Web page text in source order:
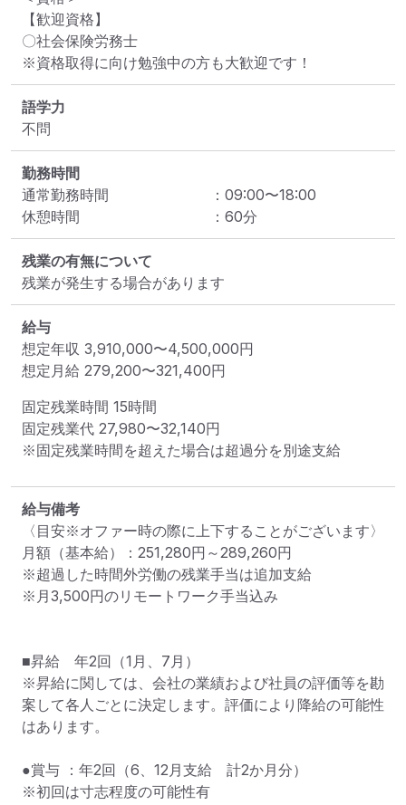
【歓迎資格】
〇社会保険労務士
※資格取得に向け勉強中の方も大歓迎です！
語学力
不問
勤務時間
通常勤務時間
： 09:00〜18:00
休憩時間
： 60分
残業の有無について
残業が発生する場合があります
給与
想定年収 3,910,000〜4,500,000円
想定月給 279,200〜321,400円
固定残業時間 15時間
固定残業代 27,980〜32,140円
※固定残業時間を超えた場合は超過分を別途支給
給与備考
〈目安※オファー時の際に上下することがございます〉
月額（基本給）：251,280円～289,260円
※超過した時間外労働の残業手当は追加支給
※月3,500円のリモートワーク手当込み
■昇給　年2回（1月、7月）
※昇給に関しては、会社の業績および社員の評価等を勘
案して各人ごとに決定します。評価により降給の可能性
はあります。
●賞与 ：年2回（6、12月支給　計2か月分）
※初回は寸志程度の可能性有